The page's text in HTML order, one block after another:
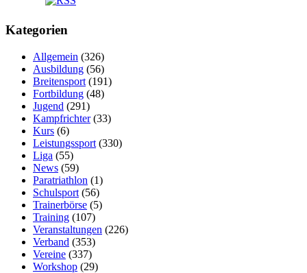
Kategorien
Allgemein (326)
Ausbildung (56)
Breitensport (191)
Fortbildung (48)
Jugend (291)
Kampfrichter(33)
Kurs (6)
Leistungssport (330)
Liga (55)
News (59)
Paratriathlon (1)
Schulsport (56)
Trainerbörse (5)
Training (107)
Veranstaltungen (226)
Verband (353)
Vereine (337)
Workshop (29)